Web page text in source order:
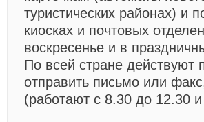
туристических районах) и
киосках и почтовых
воскресенье и в
По всей стране
отправить письмо или
(работают с 8.30 до 12.30